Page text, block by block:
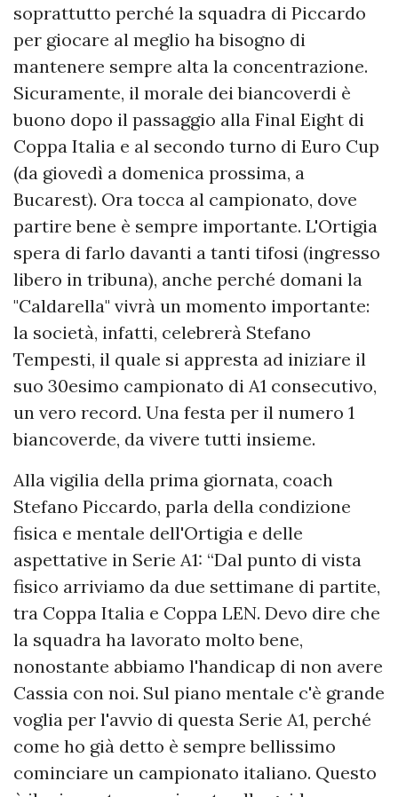
soprattutto perché la squadra di Piccardo
per giocare al meglio ha bisogno di
mantenere sempre alta la concentrazione.
Sicuramente, il morale dei biancoverdi è
buono dopo il passaggio alla Final Eight di
Coppa Italia e al secondo turno di Euro Cup
(da giovedì a domenica prossima, a
Bucarest). Ora tocca al campionato, dove
partire bene è sempre importante. L'Ortigia
spera di farlo davanti a tanti tifosi (ingresso
libero in tribuna), anche perché domani la
"Caldarella" vivrà un momento importante:
la società, infatti, celebrerà Stefano
Tempesti, il quale si appresta ad iniziare il
suo 30esimo campionato di A1 consecutivo,
un vero record. Una festa per il numero 1
biancoverde, da vivere tutti insieme.
Alla vigilia della prima giornata, coach
Stefano Piccardo, parla della condizione
fisica e mentale dell'Ortigia e delle
aspettative in Serie A1: “Dal punto di vista
fisico arriviamo da due settimane di partite,
tra Coppa Italia e Coppa LEN. Devo dire che
la squadra ha lavorato molto bene,
nonostante abbiamo l'handicap di non avere
Cassia con noi. Sul piano mentale c'è grande
voglia per l'avvio di questa Serie A1, perché
come ho già detto è sempre bellissimo
cominciare un campionato italiano. Questo